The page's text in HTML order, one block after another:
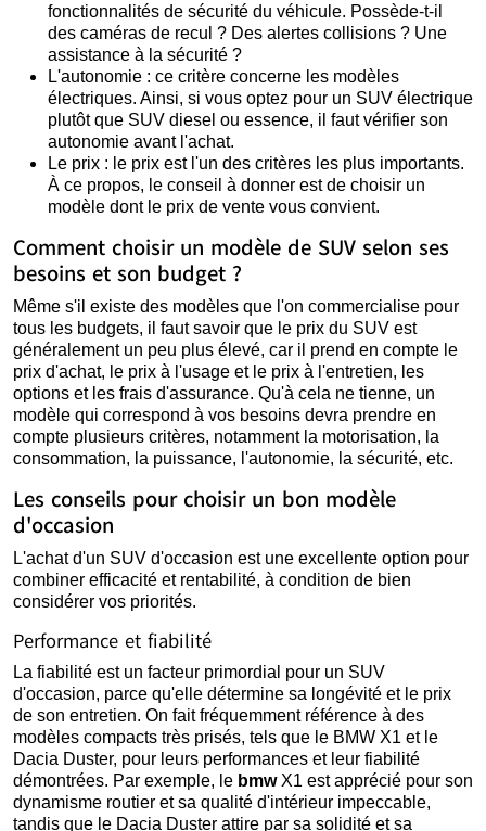
fonctionnalités de sécurité du véhicule. Possède-t-il
des caméras de recul ? Des alertes collisions ? Une
assistance à la sécurité ?
L'autonomie : ce critère concerne les modèles
électriques. Ainsi, si vous optez pour un SUV électrique
plutôt que SUV diesel ou essence, il faut vérifier son
autonomie avant l'achat.
Le prix : le prix est l'un des critères les plus importants.
À ce propos, le conseil à donner est de choisir un
modèle dont le prix de vente vous convient.
Comment choisir un modèle de SUV selon ses
besoins et son budget ?
Même s'il existe des modèles que l'on commercialise pour
tous les budgets, il faut savoir que le prix du SUV est
généralement un peu plus élevé, car il prend en compte le
prix d'achat, le prix à l'usage et le prix à l'entretien, les
options et les frais d'assurance. Qu'à cela ne tienne, un
modèle qui correspond à vos besoins devra prendre en
compte plusieurs critères, notamment la motorisation, la
consommation, la puissance, l'autonomie, la sécurité, etc.
Les conseils pour choisir un bon modèle
d'occasion
L'achat d'un SUV d'occasion est une excellente option pour
combiner efficacité et rentabilité, à condition de bien
considérer vos priorités.
Performance et fiabilité
La fiabilité est un facteur primordial pour un SUV
d'occasion, parce qu'elle détermine sa longévité et le prix
de son entretien. On fait fréquemment référence à des
modèles compacts très prisés, tels que le BMW X1 et le
Dacia Duster, pour leurs performances et leur fiabilité
démontrées. Par exemple, le bmw X1 est apprécié pour son
dynamisme routier et sa qualité d'intérieur impeccable,
tandis que le Dacia Duster attire par sa solidité et sa